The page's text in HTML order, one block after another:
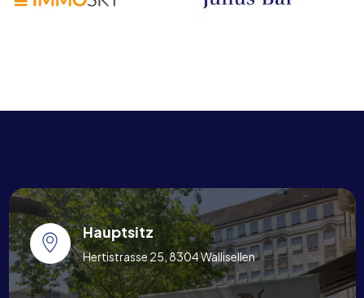
Hauptsitz
Hertistrasse 25, 8304 Wallisellen